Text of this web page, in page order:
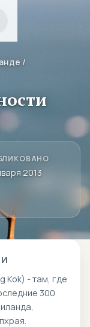
/
2013
Kok) - там, где
300